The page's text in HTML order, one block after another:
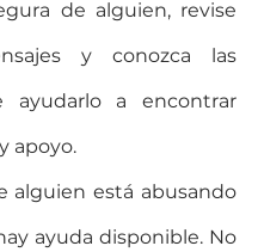
y conozca las
ayudarlo a encontrar
apoyo.
alguien está abusando
ayuda disponible. No